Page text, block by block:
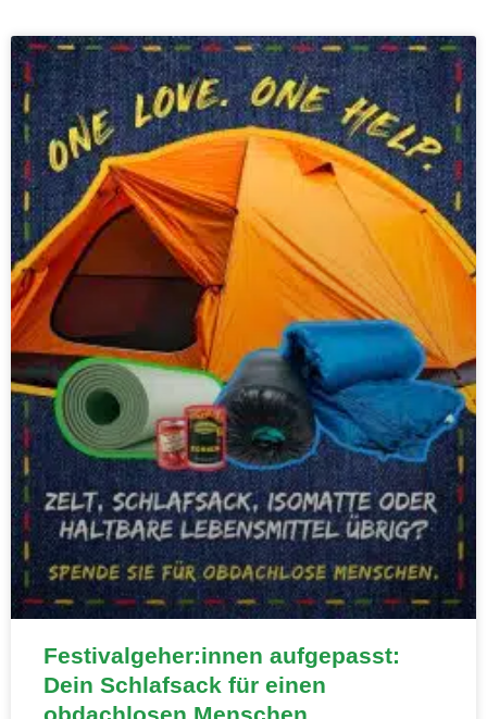
Festivalgeher:innen aufgepasst:
Dein Schlafsack für einen